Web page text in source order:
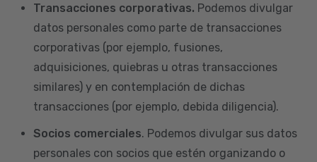
Transacciones corporativas. Podemos divulgar
datos personales como parte de transacciones
corporativas (por ejemplo, fusiones,
adquisiciones, quiebras u otras transacciones
similares) y en contemplación de dichas
transacciones (por ejemplo, debida diligencia).
Socios comerciales. Podemos divulgar sus datos
personales con socios que estén organizando o